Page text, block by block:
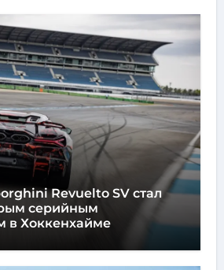
Revuelto SV стал
серийным
в Хоккенхайме